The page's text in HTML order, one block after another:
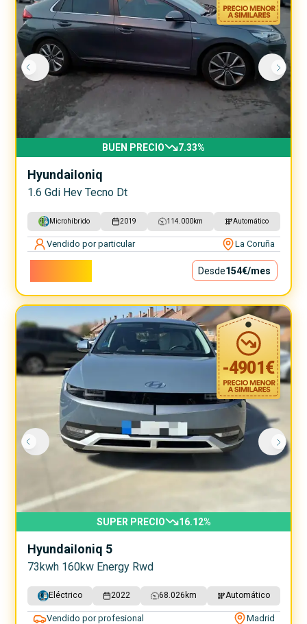
BUEN PRECIO 7.33%
HyundaiIoniq
1.6 Gdi Hev Tecno Dt
Microhíbrido 2019 114.000km Automático
Vendido por particular La Coruña
Desde154€/mes
-4901€
SUPER PRECIO 16.12%
HyundaiIoniq 5
73kwh 160kw Energy Rwd
Eléctrico 2022 68.026 km Automático
Vendido por profesional Madrid